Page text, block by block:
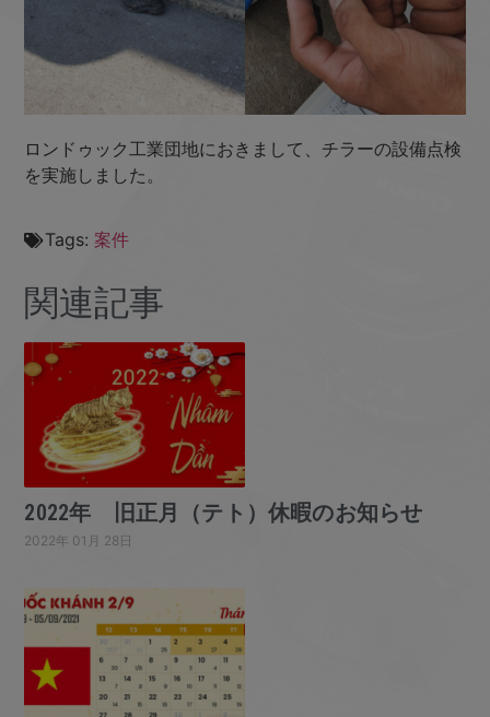
ロンドゥック工業団地におきまして、チラーの設備点検
を実施しました。
Tags: 案件
関連記事
2022年 旧正月（テト）休暇のお知らせ
2022年 01月 28日